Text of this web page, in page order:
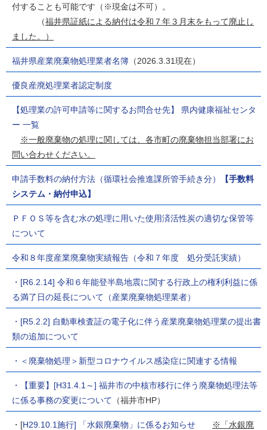
付することも可能です（※現金は不可）。
（福井県証紙による納付は令和７年３月末をもって廃止し
ました。）
福井県産業廃棄物処理業者名簿 （2026.3.31現在）
優良産廃処理業者認定制度
【処理業の許可申請等に関するお問合せ先】 県内健康福祉センタ
ー 一覧
※一般廃棄物の処理に関しては、各市町の廃棄物担当部署にお
問い合わせください。
申請手数料の納付方法（循環社会推進課所管手続き分）
【手数料
システム・納付申込】
ＰＦＯＳ等を含む水の処理に用いた使用済活性炭の適切な保管等
について
令和８年度産業廃棄物実績報告（令和７年度 処分受託実績）
・[R6.2.14] 令和６年能登半島地震に関する行政上の権利利益に係
る満了日の延長について（産業廃棄物処理業者）
・[R5.2.2] 自動車検査証の電子化に伴う産業廃棄物処理業の提出書
類の追加について
・＜廃棄物処理＞新型コロナウイルス感染症に関連する情報
・【重要】[H31.4.1～] 福井市の中核市移行に伴う廃棄物処理法等
に係る事務の変更について （福井市HP）
・[H29.10.1施行] 「水銀廃棄物」に係るお知らせ
※「水銀廃